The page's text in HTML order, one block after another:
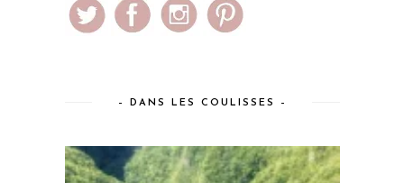
– DANS LES COULISSES –